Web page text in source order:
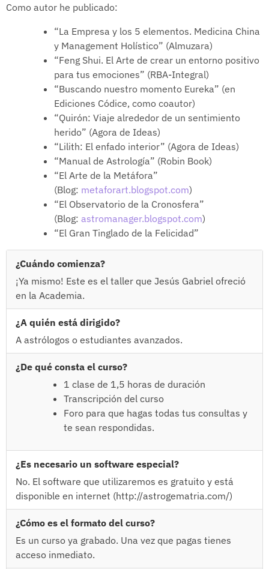
Como autor he publicado:
“La Empresa y los 5 elementos. Medicina China
y Management Holístico” (Almuzara)
“Feng Shui. El Arte de crear un entorno positivo
para tus emociones” (RBA-Integral)
“Buscando nuestro momento Eureka” (en
Ediciones Códice, como coautor)
“Quirón: Viaje alrededor de un sentimiento
herido” (Agora de Ideas)
“Lilith: El enfado interior” (Agora de Ideas)
“Manual de Astrología” (Robin Book)
“El Arte de la Metáfora”
(Blog: metaforart.blogspot.com)
“El Observatorio de la Cronosfera”
(Blog: astromanager.blogspot.com)
“El Gran Tinglado de la Felicidad”
¿Cuándo comienza?
¡Ya mismo! Este es el taller que Jesús Gabriel ofreció
en la Academia.
¿A quién está dirigido?
A astrólogos o estudiantes avanzados.
¿De qué consta el curso?
1 clase de 1,5 horas de duración
Transcripción del curso
Foro para que hagas todas tus consultas y
te sean respondidas.
¿Es necesario un software especial?
No. El software que utilizaremos es gratuito y está
disponible en internet (http://astrogematria.com/)
¿Cómo es el formato del curso?
Es un curso ya grabado. Una vez que pagas tienes
acceso inmediato.